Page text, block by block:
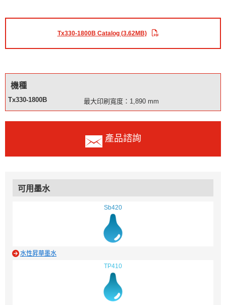
Tx330-1800B Catalog (3.62MB)
機種
Tx330-1800B 最大印刷寬度：1,890 mm
產品諮詢
可用墨水
Sb420
水性昇華墨水
TP410